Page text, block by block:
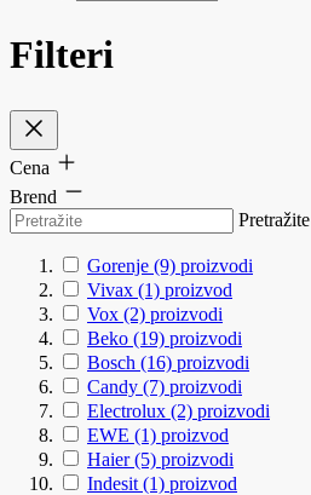
Filteri
Cena
Brend
Pretražite
Gorenje (9) proizvodi
Vivax (1) proizvod
Vox (2) proizvodi
Beko (19) proizvodi
Bosch (16) proizvodi
Candy (7) proizvodi
Electrolux (2) proizvodi
EWE (1) proizvod
Haier (5) proizvodi
Indesit (1) proizvod